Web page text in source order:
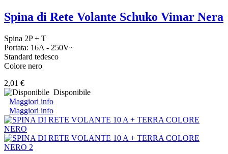
Spina di Rete Volante Schuko Vimar Nera
Spina 2P + T
Portata: 16A - 250V~
Standard tedesco
Colore nero
2,01 €
Disponibile
Maggiori info
Maggiori info